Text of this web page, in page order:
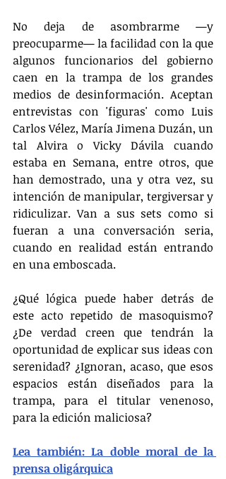
No deja de asombrarme —y
preocuparme— la facilidad con la que
algunos funcionarios del gobierno
caen en la trampa de los grandes
medios de desinformación. Aceptan
entrevistas con 'figuras' como Luis
Carlos Vélez, María Jimena Duzán, un
tal Alvira o Vicky Dávila cuando
estaba en Semana, entre otros, que
han demostrado, una y otra vez, su
intención de manipular, tergiversar y
ridiculizar. Van a sus sets como si
fueran a una conversación seria,
cuando en realidad están entrando
en una emboscada.
¿Qué lógica puede haber detrás de
este acto repetido de masoquismo?
¿De verdad creen que tendrán la
oportunidad de explicar sus ideas con
serenidad? ¿Ignoran, acaso, que esos
espacios están diseñados para la
trampa, para el titular venenoso,
para la edición maliciosa?
Lea también: La doble moral de la
prensa oligárquica